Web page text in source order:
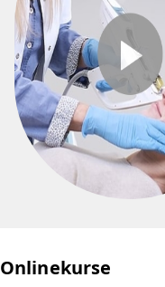
Onlinekurse